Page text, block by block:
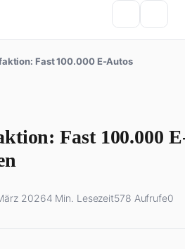
Fast 100.000 E-Autos
Fast 100.000
20264 Min. Lesezeit578 Aufrufe0